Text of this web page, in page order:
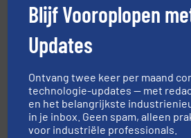
HETHON is wereldwijd specialist in
vloeistofdosering, met name bij
materialen.Meer info ➜
Blijf Vooroplopen
Updates
Ontvang twee keer per maand
technologie-updates — met
en het belangrijkste
in je inbox. Geen spam, alleen
voor industriële professionals.